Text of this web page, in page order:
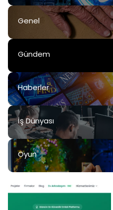
Genel
Gündem
Haberler
İş Dünyası
Oyun